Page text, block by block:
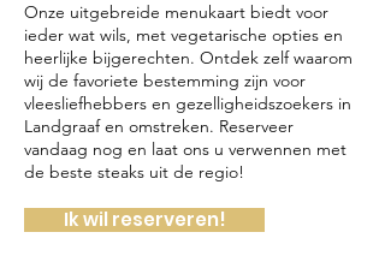
Onze uitgebreide menukaart biedt voor
ieder wat wils, met vegetarische opties en
heerlijke bijgerechten. Ontdek zelf waarom
wij de favoriete bestemming zijn voor
vleesliefhebbers en gezelligheidszoekers in
Landgraaf en omstreken. Reserveer
vandaag nog en laat ons u verwennen met
de beste steaks uit de regio!
Ik wil reserveren!